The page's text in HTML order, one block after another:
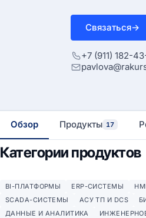
Связаться→
+7 (911) 182-
Обзор Продукты 17
Категории продуктов
BI-ПЛАТФОРМЫ ERP-СИСТЕМЫ
SCADA-СИСТЕМЫ
АСУ ТП И DCS
ДАННЫЕ И АНАЛИТИКА